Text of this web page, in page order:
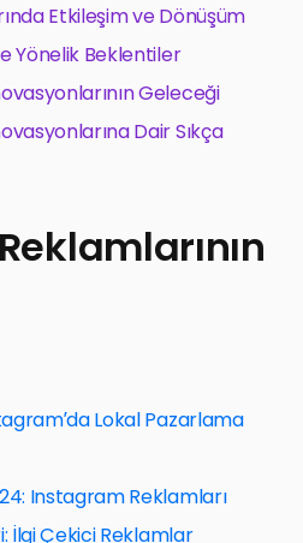
Etkileşim ve Dönüşüm
Yönelik Beklentiler
Geleceği
Dair Sıkça
Lokal Pazarlama
Instagram Reklamları
İlgi Çekici Reklamlar